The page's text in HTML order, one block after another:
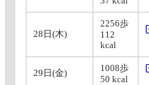
28日(木)
2256歩
112
kcal
29日(金)
1008歩
50 kcal